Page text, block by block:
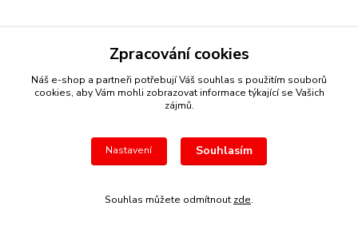
Zpracování cookies
Náš e-shop a partneři potřebují Váš souhlas s použitím souborů
cookies, aby Vám mohli zobrazovat informace týkající se Vašich
zájmů.
Nastavení Souhlasím
Souhlas můžete odmítnout zde.